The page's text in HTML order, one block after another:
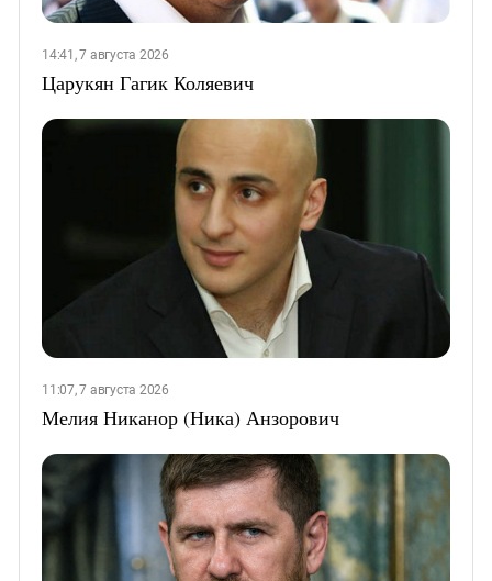
14:41, 7 августа 2026
Царукян Гагик Коляевич
11:07, 7 августа 2026
Мелия Никанор (Ника) Анзорович